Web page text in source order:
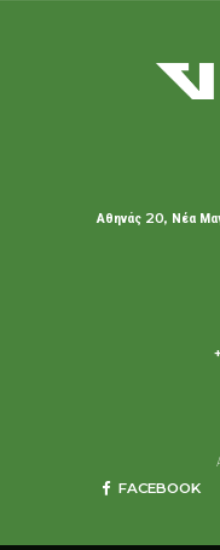
Αθηνάς 20, Νέα
FACEBOOK